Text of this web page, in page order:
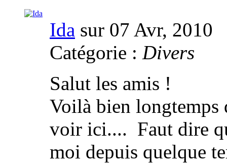
Ida sur 07 Avr, 2010
Catégorie : Divers
Salut les amis !
Voilà bien longtemps
voir ici.... Faut dire
moi depuis quelque